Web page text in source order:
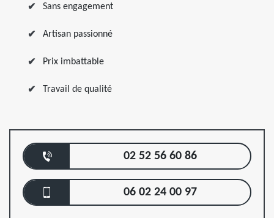
Sans engagement
Artisan passionné
Prix imbattable
Travail de qualité
02 52 56 60 86
06 02 24 00 97